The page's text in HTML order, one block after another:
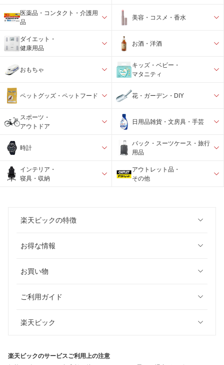
医薬品・コンタクト・介護用
品
美容・コスメ・香水
ダイエット・
健康用品
お酒・洋酒
おもちゃ
キッズ・ベビー・
マタニティ
ペットグッズ・ペットフード 花・ガーデン・DIY
スポーツ・
アウトドア
日用品雑貨・文房具・手芸
時計
バック・スーツケース・旅行
用品
インテリア・
寝具・収納
アウトレット品・
その他
楽天ビックの特徴
お得な情報
お買い物
ご利用ガイド
楽天ビック
楽天ビックのサービスご利用上の注意